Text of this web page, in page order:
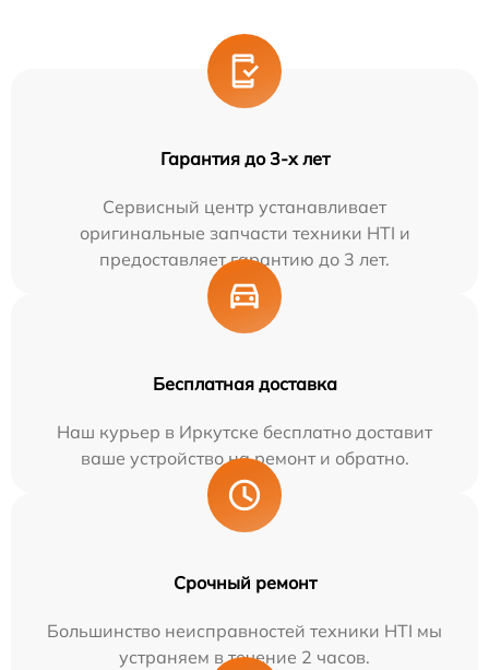
Гарантия до 3-х лет
Сервисный центр устанавливает
оригинальные запчасти техники HTI и
предоставляет гарантию до 3 лет.
Бесплатная доставка
Наш курьер в Иркутске бесплатно доставит
ваше устройство на ремонт и обратно.
Срочный ремонт
Большинство неисправностей техники HTI мы
устраняем в течение 2 часов.